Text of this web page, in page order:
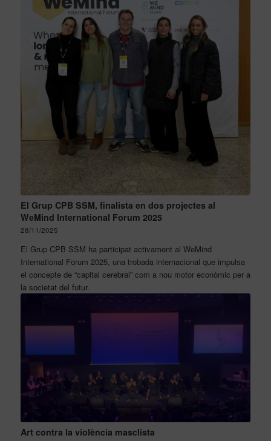
El Grup CPB SSM, finalista en dos projectes al
WeMind International Forum 2025
28/11/2025
El Grup CPB SSM ha participat activament al WeMind
International Forum 2025, una trobada internacional que impulsa
el concepte de “capital cerebral” com a nou motor econòmic per a
la societat del futur.
Art contra la violència masclista